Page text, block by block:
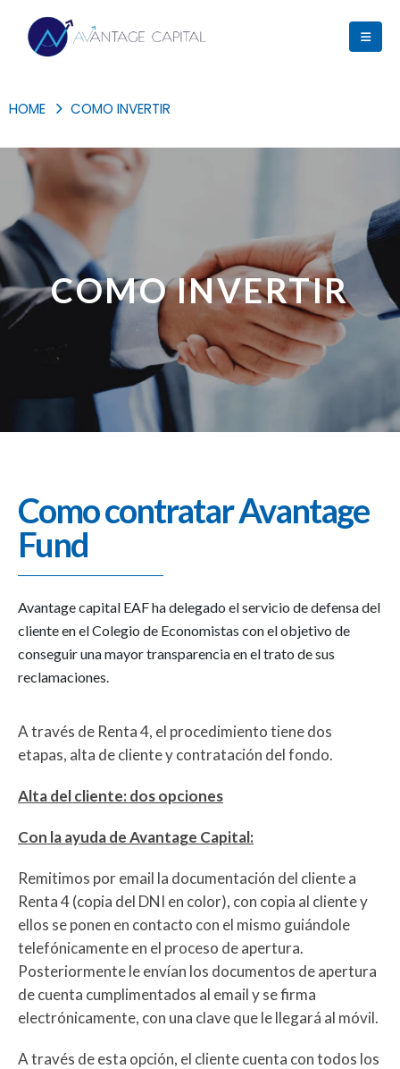
HOME COMO INVERTIR
COMO INVERTIR
Como contratar Avantage
Fund
Avantage capital EAF ha delegado el servicio de defensa del
cliente en el Colegio de Economistas con el objetivo de
conseguir una mayor transparencia en el trato de sus
reclamaciones.
A través de Renta 4, el procedimiento tiene dos
etapas, alta de cliente y contratación del fondo.
Alta del cliente: dos opciones
Con la ayuda de Avantage Capital:
Remitimos por email la documentación del cliente a
Renta 4 (copia del DNI en color), con copia al cliente y
ellos se ponen en contacto con el mismo guiándole
telefónicamente en el proceso de apertura.
Posteriormente le envían los documentos de apertura
de cuenta cumplimentados al email y se firma
electrónicamente, con una clave que le llegará al móvil.
A través de esta opción, el cliente cuenta con todos los